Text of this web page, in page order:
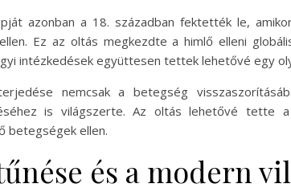
azonban a 18. században fektették le,
Ez az oltás megkezdte a himlő elleni
intézkedések együttesen tettek lehetővé egy
nemcsak a betegség
is világszerte. Az oltás lehetővé tette
betegségek ellen.
és a modern